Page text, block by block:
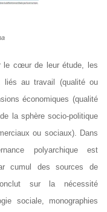
le cœur de leur étude, les
liés au travail (qualité ou
économiques (qualité
la sphère socio-politique
ou sociaux). Dans
polyarchique est
cumul des sources de
sur la nécessité
sociale, monographies